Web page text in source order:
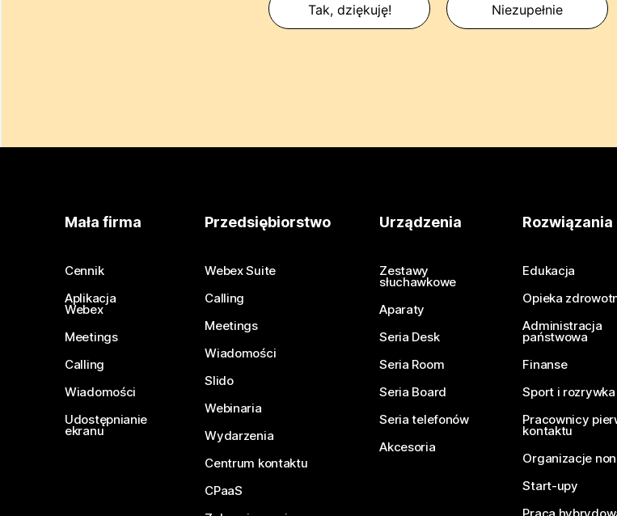
Tak, dziękuję! Niezupełnie
Mała firma
Cennik
Aplikacja
Webex
Meetings
Calling
Wiadomości
Udostępnianie
ekranu
Przedsiębiorstwo
Webex Suite
Calling
Meetings
Wiadomości
Slido
Webinaria
Wydarzenia
Centrum kontaktu
CPaaS
Urządzenia
Zestawy
słuchawkowe
Aparaty
Seria Desk
Seria Room
Seria Board
Seria telefonów
Akcesoria
Rozwiązania
Edukacja
Opieka
Administracja
państwowa
Finanse
Sport i rozrywka
Pracownicy
kontaktu
Organizacje
Start-upy